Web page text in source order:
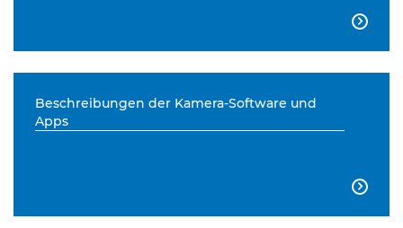

Beschreibungen der Kamera-Software und
Apps
